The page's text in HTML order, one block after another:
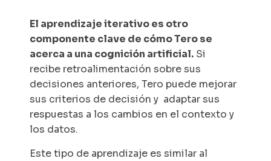
El aprendizaje iterativo es otro
componente clave de cómo Tero se
acerca a una cognición artificial. Si
recibe retroalimentación sobre sus
decisiones anteriores, Tero puede mejorar
sus criterios de decisión y adaptar sus
respuestas a los cambios en el contexto y
los datos.
Este tipo de aprendizaje es similar al